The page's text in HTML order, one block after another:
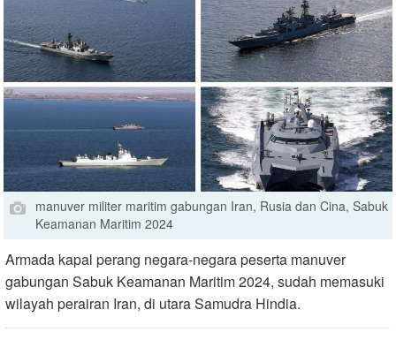
manuver militer maritim gabungan Iran, Rusia dan Cina, Sabuk
Keamanan Maritim 2024
Armada kapal perang negara-negara peserta manuver
gabungan Sabuk Keamanan Maritim 2024, sudah memasuki
wilayah perairan Iran, di utara Samudra Hindia.